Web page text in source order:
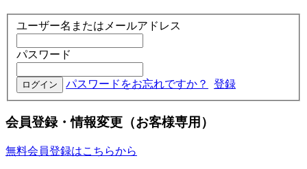
ユーザー名またはメールアドレス
パスワード
パスワードをお忘れですか？ 登録
会員登録・情報変更（お客様専用）
無料会員登録はこちらから